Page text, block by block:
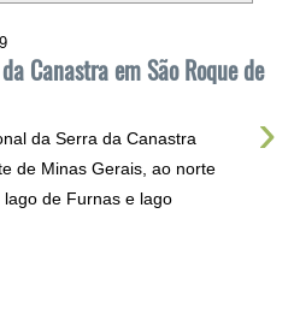
Canastra em São Roque de
›
da Serra da Canastra
de Minas Gerais, ao norte
de Furnas e lago